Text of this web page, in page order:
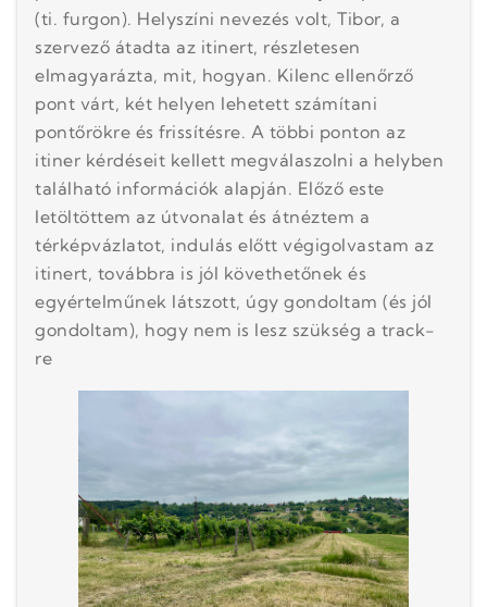
(ti. furgon). Helyszíni nevezés volt, Tibor, a
szervező átadta az itinert, részletesen
elmagyarázta, mit, hogyan. Kilenc ellenőrző
pont várt, két helyen lehetett számítani
pontőrökre és frissítésre. A többi ponton az
itiner kérdéseit kellett megválaszolni a helyben
található információk alapján. Előző este
letöltöttem az útvonalat és átnéztem a
térképvázlatot, indulás előtt végigolvastam az
itinert, továbbra is jól követhetőnek és
egyértelműnek látszott, úgy gondoltam (és jól
gondoltam), hogy nem is lesz szükség a track-
re